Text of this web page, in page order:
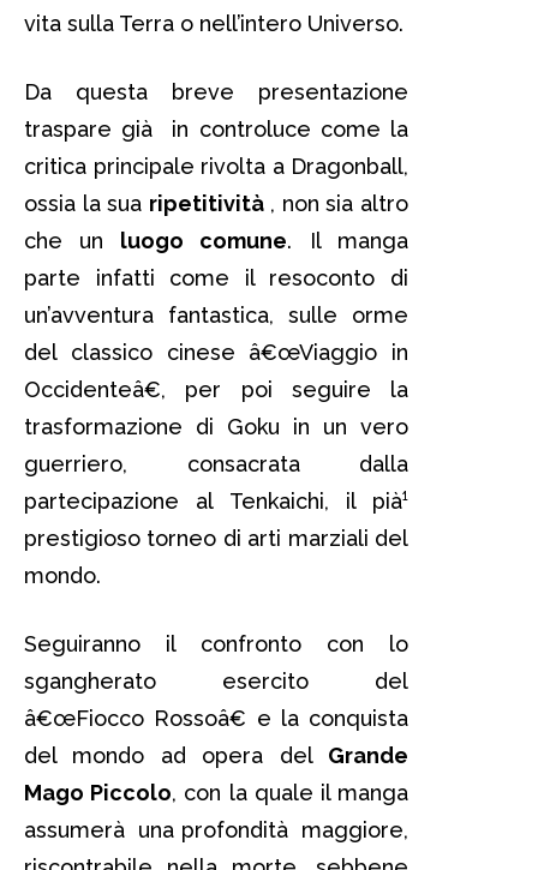
vita sulla Terra o nell’intero Universo.
Da questa breve presentazione
traspare già in controluce come la
critica principale rivolta a Dragonball,
ossia la sua ripetitività , non sia altro
che un luogo comune. Il manga
parte infatti come il resoconto di
un’avventura fantastica, sulle orme
del classico cinese â€œViaggio in
Occidenteâ€, per poi seguire la
trasformazione di Goku in un vero
guerriero, consacrata dalla
partecipazione al Tenkaichi, il pià¹
prestigioso torneo di arti marziali del
mondo.
Seguiranno il confronto con lo
sgangherato esercito del
â€œFiocco Rossoâ€ e la conquista
del mondo ad opera del Grande
Mago Piccolo, con la quale il manga
assumerà una profondità maggiore,